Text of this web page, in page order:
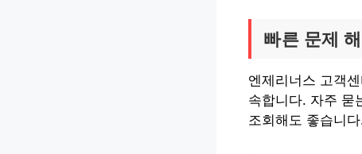
빠른 문제
엔제리너스 고객
속합니다. 자주 묻
조회해도 좋습니